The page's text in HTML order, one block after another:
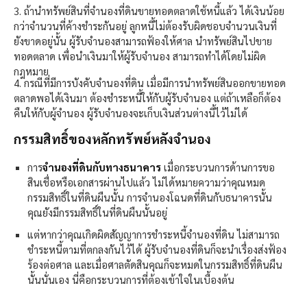
3. ถ้านำทรัพย์สินที่จำนองที่ดินขายทอดตลาดใช้หนี้แล้ว ได้เงินน้อย
กว่าจำนวนที่ค้างชำระกันอยู่ ลูกหนี้ไม่ต้องรับผิดชอบจำนวนเงินที่
ยังขาดอยู่นั้น ผู้รับจำนองสามารถฟ้องให้ศาล นำทรัพย์สินไปขาย
ทอดตลาด เพื่อนำเงินมาให้ผู้รับจำนอง สามารถทำได้โดยไม่ผิด
กฎหมาย
4. กรณีที่มีการบังคับจำนองที่ดิน เมื่อมีการนำทรัพย์สินออกขายทอด
ตลาดพอได้เงินมา ต้องชำระหนี้ให้กับผู้รับจำนอง แต่ถ้าเหลือก็ต้อง
คืนให้กับผู้จำนอง ผู้รับจำนองจะเก็บเงินส่วนต่างนี้ไว้ไม่ได้
กรรมสิทธิ์ของหลักทรัพย์หลังจำนอง
การจำนองที่ดินกับทางธนาคารเมื่อกระบวนการด้านการขอ
สินเชื่อหรือเอกสารผ่านไปแล้ว ไม่ได้หมายความว่าคุณหมด
กรรมสิทธิ์ในที่ดินผืนนั้น การจำนองโฉนดที่ดินกับธนาคารนั้น
คุณยังมีกรรมสิทธิ์ในที่ดินผืนนั้นอยู่
แต่หากว่าคุณเกิดผิดสัญญาการชำระหนี้จำนองที่ดิน ไม่สามารถ
ชำระหนี้ตามที่ตกลงกันไว้ได้ ผู้รับจำนองที่ดินก็จะนำเรื่องส่งฟ้อง
ร้องต่อศาล และเมื่อศาลตัดสินคุณก็จะหมดในกรรมสิทธิ์ที่ดินผืน
นั้นนั่นเอง นี่คือกระบวนการที่ต้องเข้าใจในเบื้องต้น